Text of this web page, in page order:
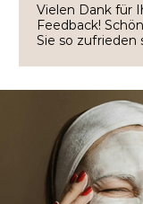
Vielen Dank für
Feedback!
Sie so zufrieden